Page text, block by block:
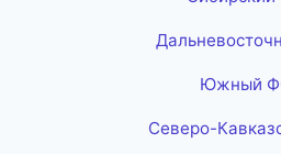
Южный
Северо-